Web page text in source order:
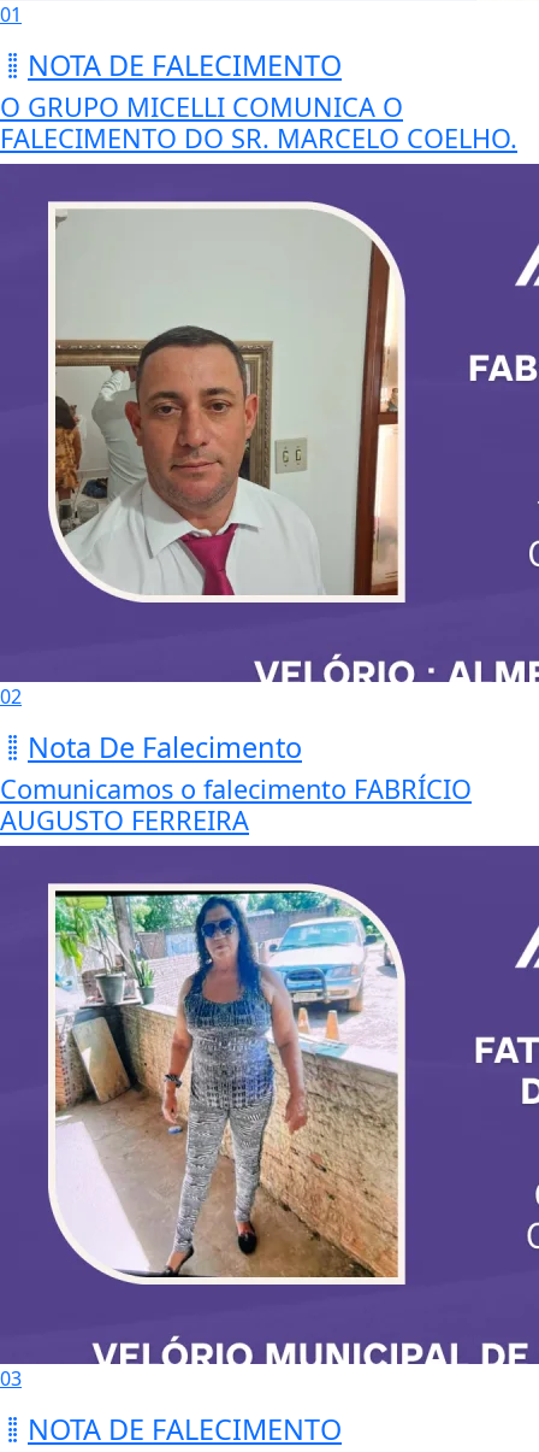
01
NOTA DE FALECIMENTO
O GRUPO MICELLI COMUNICA O
FALECIMENTO DO SR. MARCELO COELHO.
02
Nota De Falecimento
Comunicamos o falecimento FABRÍCIO
AUGUSTO FERREIRA
03
NOTA DE FALECIMENTO